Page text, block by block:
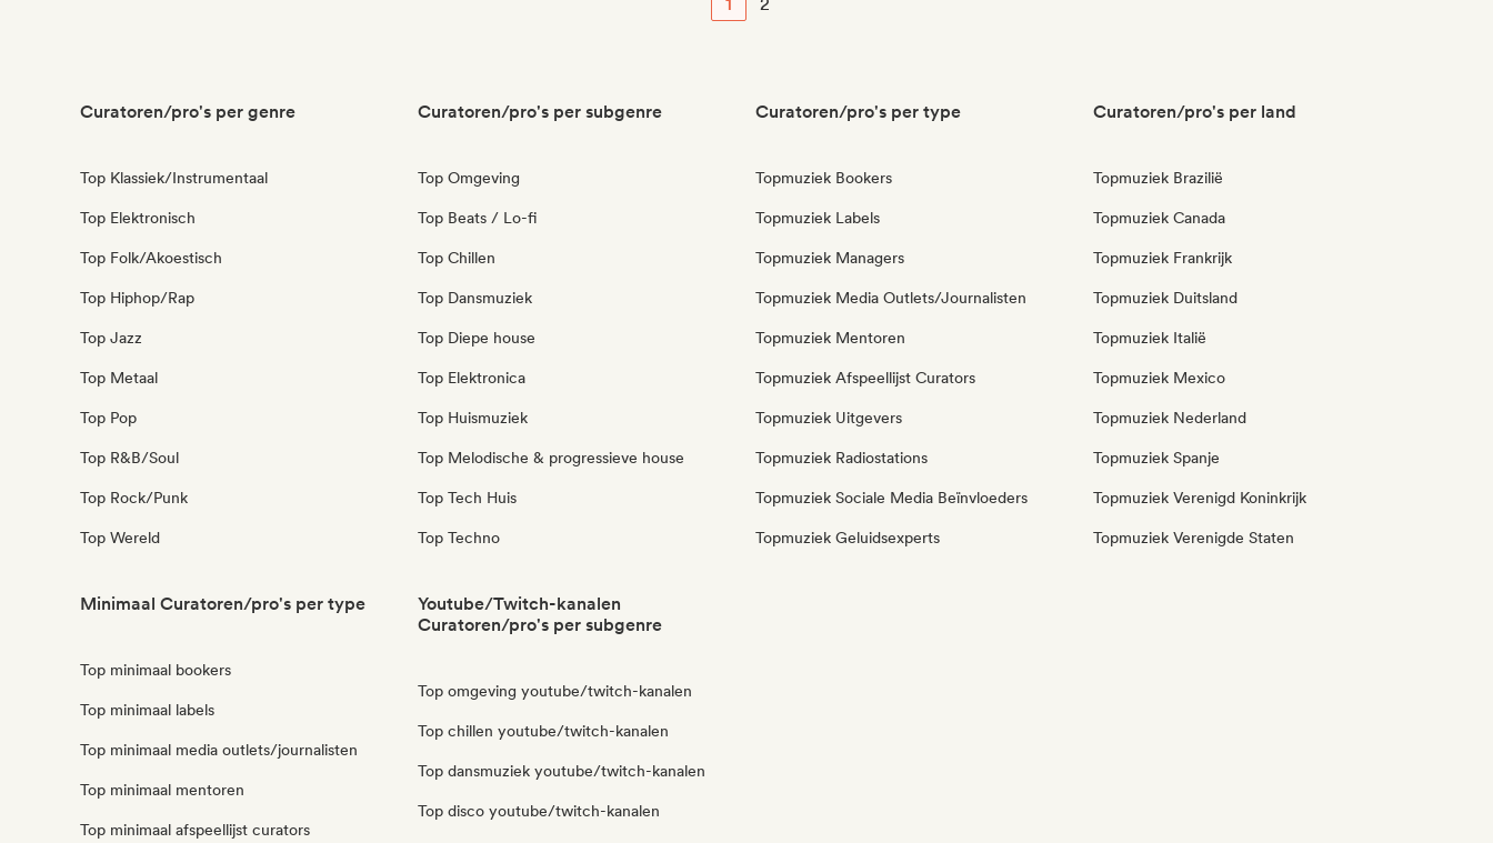
Curatoren/pro's per genre
Top Klassiek/Instrumentaal
Top Elektronisch
Top Folk/Akoestisch
Top Hiphop/Rap
Top Jazz
Top Metaal
Top Pop
Top R&B/Soul
Top Rock/Punk
Top Wereld
Curatoren/pro's per subgenre
Top Omgeving
Top Beats / Lo-fi
Top Chillen
Top Dansmuziek
Top Diepe house
Top Elektronica
Top Huismuziek
Top Melodische & progressieve house
Top Tech Huis
Top Techno
Curatoren/pro's per type
Topmuziek Bookers
Topmuziek Labels
Topmuziek Managers
Topmuziek Media Outlets/Journalisten
Topmuziek Mentoren
Topmuziek Afspeellijst Curators
Topmuziek Uitgevers
Topmuziek Radiostations
Topmuziek Sociale Media Beïnvloeders
Topmuziek Geluidsexperts
Curatoren/pro's per land
Topmuziek Brazilië
Topmuziek Canada
Topmuziek Frankrijk
Topmuziek Duitsland
Topmuziek Italië
Topmuziek Mexico
Topmuziek Nederland
Topmuziek Spanje
Topmuziek Verenigd Koninkrijk
Topmuziek Verenigde Staten
Minimaal Curatoren/pro's per type
Top minimaal bookers
Top minimaal labels
Top minimaal media outlets/journalisten
Top minimaal mentoren
Top minimaal afspeellijst curators
Youtube/Twitch-kanalen
Curatoren/pro's per subgenre
Top omgeving youtube/twitch-kanalen
Top chillen youtube/twitch-kanalen
Top dansmuziek youtube/twitch-kanalen
Top disco youtube/twitch-kanalen